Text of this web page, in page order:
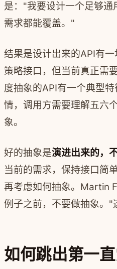
是："我要设计一个足够
需求都能覆盖。"
结果是设计出来的API有一
策略接口，但当前真正需
度抽象的API有一个典型
情，调用方需要理解五六
象。
好的抽象是演进出来的，
当前的需求，保持接口简
再考虑如何抽象。Martin
例子之前，不要做抽象。"
如何跳出第一